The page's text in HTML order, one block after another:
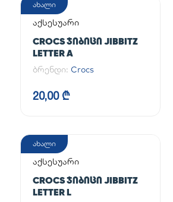
ახალი
აქსესუარი
CROCS ᲯᲘᲑᲘᲪᲘ JIBBITZ
LETTER A
ბრენდი: Crocs
20,00 ₾
ახალი
აქსესუარი
CROCS ᲯᲘᲑᲘᲪᲘ JIBBITZ
LETTER L